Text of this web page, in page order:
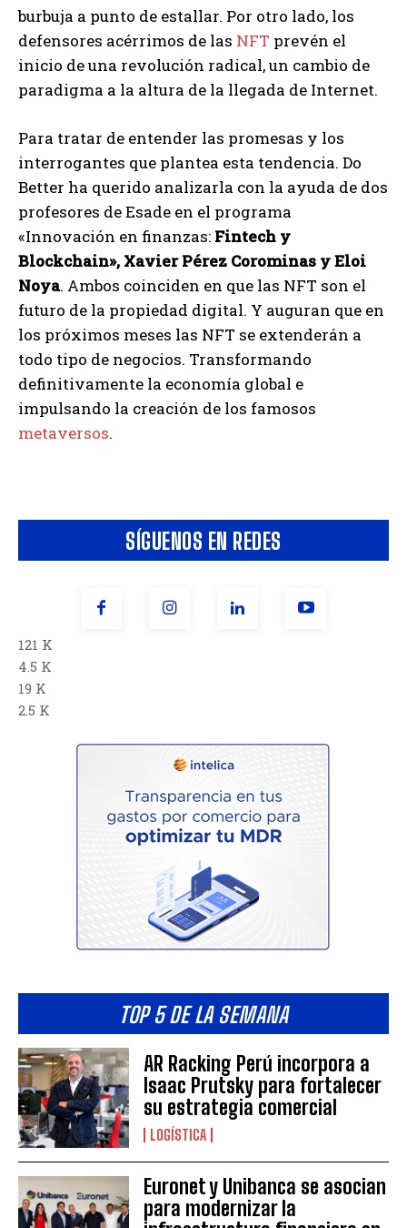
SÍGUENOS EN REDES
121 K
4.5 K
19 K
2.5 K
TOP 5 DE LA SEMANA
AR Racking Perú incorpora a
Isaac Prutsky para fortalecer
su estrategia comercial
LOGÍSTICA
Euronet y Unibanca se asocian
para modernizar la
burbuja a punto de estallar. Por otro lado, los
defensores acérrimos de las NFT prevén el
inicio de una revolución radical, un cambio de
paradigma a la altura de la llegada de Internet.
Para tratar de entender las promesas y los
interrogantes que plantea esta tendencia. Do
Better ha querido analizarla con la ayuda de dos
profesores de Esade en el programa
«Innovación en finanzas: Fintech y
Blockchain», Xavier Pérez Corominas y Eloi
Noya. Ambos coinciden en que las NFT son el
futuro de la propiedad digital. Y auguran que en
los próximos meses las NFT se extenderán a
todo tipo de negocios. Transformando
definitivamente la economía global e
impulsando la creación de los famosos
metaversos.